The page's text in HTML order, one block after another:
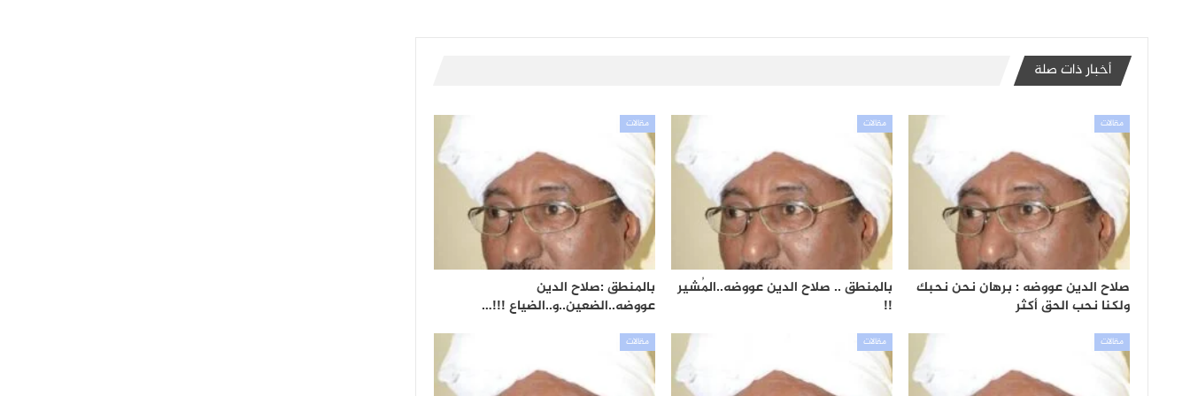
أخبار ذات صلة
مقالات
صلاح الدين عووضه : برهان نحن نحبك
ولكنا نحب الحق أكثر
مقالات
بالمنطق .. صلاح الدين عووضه..المُشير
!!
مقالات
بالمنطق :صلاح الدين
عووضه..الضعين..و..الضياع !!!…
مقالات مقالات مقالات